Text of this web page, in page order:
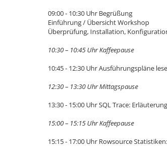
09:00 - 10:30 Uhr Begrüßung
Einführung / Übersicht Workshop
Überprüfung, Installation,
10:30 – 10:45 Uhr Kaffeepause
10:45 - 12:30 Uhr Ausführungspläne
12:30 – 13:30 Uhr Mittagspause
13:30 - 15:00 Uhr SQL Trace:
15:00 – 15:15 Uhr Kaffeepause
15:15 - 17:00 Uhr Rowsource